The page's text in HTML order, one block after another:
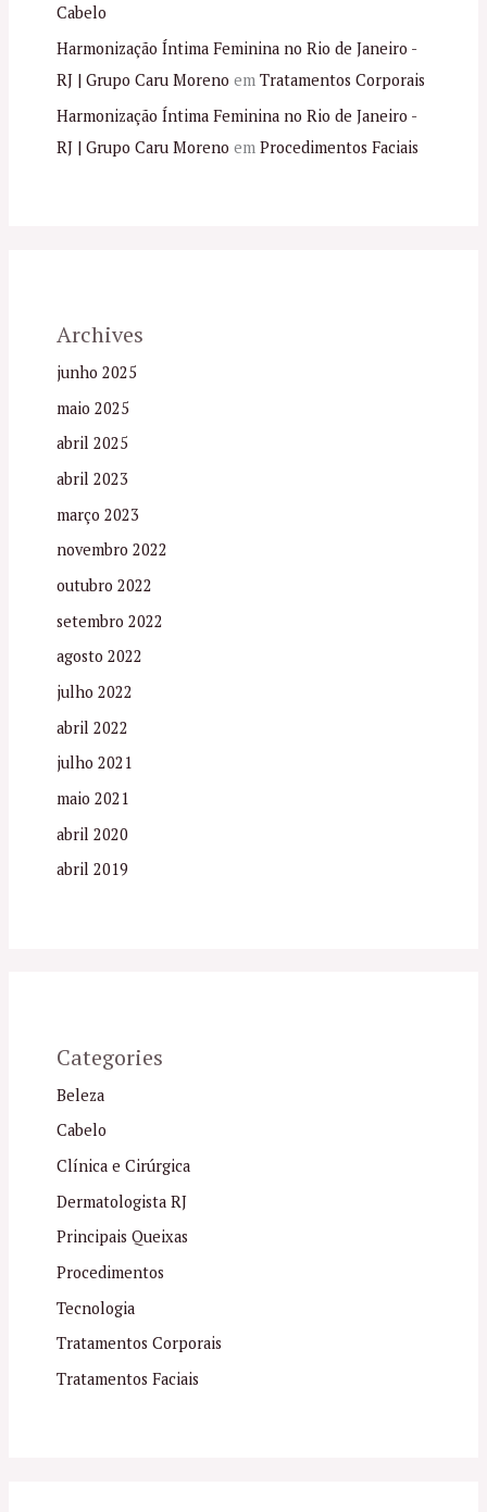
Cabelo
Harmonização Íntima Feminina no Rio de Janeiro -
RJ | Grupo Caru Moreno em Tratamentos Corporais
Harmonização Íntima Feminina no Rio de Janeiro -
RJ | Grupo Caru Moreno em Procedimentos Faciais
Archives
junho 2025
maio 2025
abril 2025
abril 2023
março 2023
novembro 2022
outubro 2022
setembro 2022
agosto 2022
julho 2022
abril 2022
julho 2021
maio 2021
abril 2020
abril 2019
Categories
Beleza
Cabelo
Clínica e Cirúrgica
Dermatologista RJ
Principais Queixas
Procedimentos
Tecnologia
Tratamentos Corporais
Tratamentos Faciais